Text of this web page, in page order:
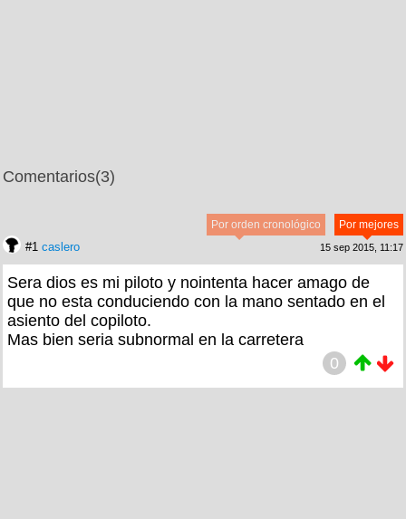
Comentarios(3)
Por mejores
Por orden cronológico
#1 caslero 15 sep 2015, 11:17
Sera dios es mi piloto y nointenta hacer amago de
que no esta conduciendo con la mano sentado en el
asiento del copiloto.
Mas bien seria subnormal en la carretera
0